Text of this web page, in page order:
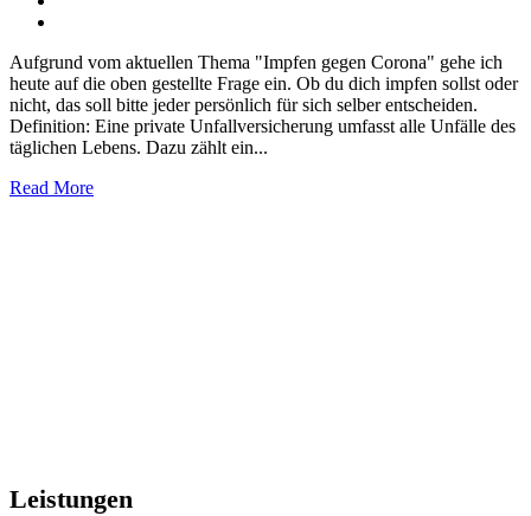
Aufgrund vom aktuellen Thema "Impfen gegen Corona" gehe ich
heute auf die oben gestellte Frage ein. Ob du dich impfen sollst oder
nicht, das soll bitte jeder persönlich für sich selber entscheiden.
Definition: Eine private Unfallversicherung umfasst alle Unfälle des
täglichen Lebens. Dazu zählt ein...
Read More
Leistungen